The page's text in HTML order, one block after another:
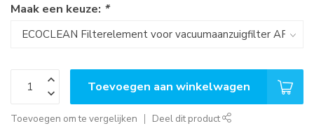
Maak een keuze: *
Toevoegen aan winkelwagen
Toevoegen om te vergelijken Deel dit product